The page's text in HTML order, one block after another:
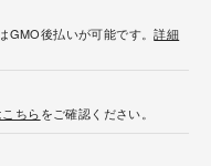
GMO後払いが可能です。詳細
ちらをご確認ください。